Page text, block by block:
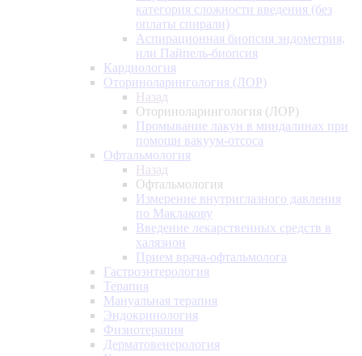
категория сложности введения (без
оплаты спирали)
Аспирационная биопсия эндометрия,
или Пайпель-биопсия
Кардиология
Оториноларингология (ЛОР)
Назад
Оториноларингология (ЛОР)
Промывание лакун в миндалинах при
помощи вакуум-отсоса
Офтальмология
Назад
Офтальмология
Измерение внутриглазного давления
по Маклакову
Введение лекарственных средств в
халязион
Прием врача-офтальмолога
Гастроэнтерология
Терапия
Мануальная терапия
Эндокринология
Физиотерапия
Дерматовенерология